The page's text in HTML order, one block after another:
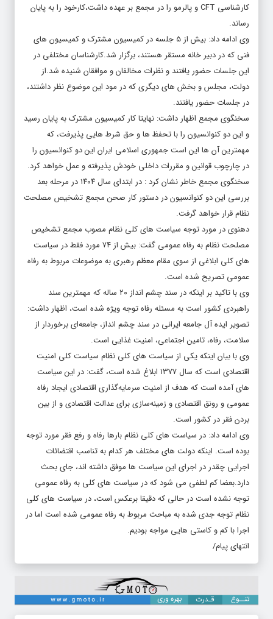
کارشناسی CFT و پالرمو را در مجمع بر عهده داشت،کارخود را به پایان
رساند.
وی ادامه داد: بیش از ۵ جلسه در کمیسیون مشترک و کمیسیون های
فنی که در دبیر خانه مستقر هستند، برگزار شد.کارشناسان مختلفی در
این جلسات حضور یافتند و نظرات مخالفان و موافقان شنیده شد.از
دولت، مجلس و بخش های دیگری که در مود این موضوع نظر داشتند،
در جلسات حضور یافتند.
سخنگوی مجمع اظهار داشت: نهایتا کار کمیسیون مشترک به پایان رسید
و این دو کنوانسیون را با تحفظ ها و حق شرط هایی پذیرفت، که
مهمترین آن ها این است جمهوری اسلامی ایران این دو کنوانسیون را
در چارچوب قوانین و مقررات داخلی خودش پذیرفته و عمل خواهد کرد.
سخنگوی مجمع خاطر نشان کرد : در ابتدای سال ۱۴۰۴ در مرحله بعد
بررسی این دو کنوانسیون در دستور کار صحن مجمع تشخیص مصلحت
نظام قرار خواهد گرفت.
دهنوی در مورد توجه سیاست های کلی نظام مصوب مجمع تشخیص
مصلحت نظام به رفاه عمومی گفت: بیش از ۷۴ مورد فقط در سیاست
های کلی ابلاغی از سوی مقام معظم رهبری به موضوعات مربوط به رفاه
عمومی تصریح شده است.
وی با تاکید بر اینکه در سند چشم انداز ۲۰ ساله که مهمترین سند
راهبردی کشور است به مسئله رفاه توجه ویژه شده است، اظهار داشت:
تصویر ایده آل جامعه ایرانی در سند چشم انداز، جامعه‌ای برخوردار از
سلامت، رفاه، تامین اجتماعی، امنیت غذایی است.
وی با بیان اینکه یکی از سیاست های کلی نظام سیاست کلی امنیت
اقتصادی است که سال ۱۳۷۷ ابلاغ شده است، گفت: در این سیاست
های آمده است که هدف از امنیت سرمایه‌گذاری اقتصادی ایجاد رفاه
عمومی و رونق اقتصادی و زمینه‌سازی برای عدالت اقتصادی و از بین
بردن فقر در کشور است.
وی ادامه داد: در سیاست های کلی نظام بارها رفاه و رفع فقر مورد توجه
بوده است. اینکه دولت های مختلف هر کدام به تناسب اقتضائات
اجرایی چقدر در اجرای این سیاست ها موفق داشته اند، جای بحث
دارد.بعضا کم لطفی می شود که در سیاست های کلی به رفاه عمومی
توجه نشده است در حالی که دقیقا برعکس است، در سیاست های کلی
نظام توجه جدی شده به مباحث مربوط به رفاه عمومی شده است اما در
اجرا با کم و کاستی هایی مواجه بودیم.
انتهای پیام/